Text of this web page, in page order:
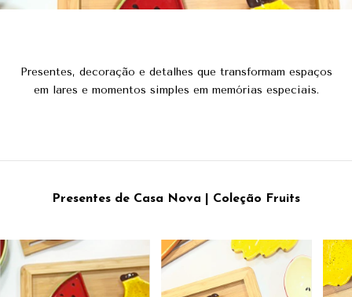
Presentes, decoração e detalhes que transformam espaços
em lares e momentos simples em memórias especiais.
Presentes de Casa Nova | Coleção Fruits